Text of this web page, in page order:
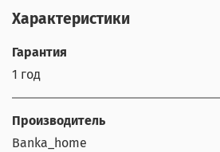
Характеристики
Гарантия
1 год
Производитель
Banka_home